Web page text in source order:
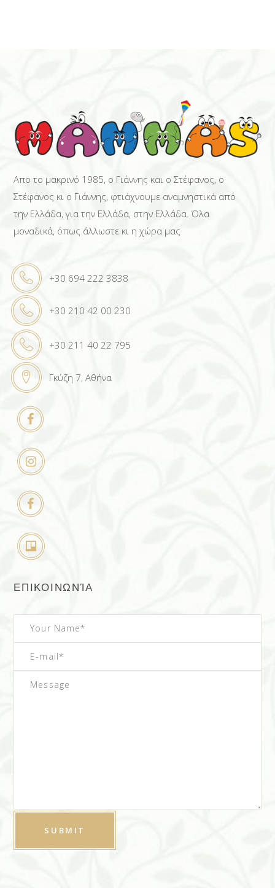
Απο το μακρινό 1985, ο Γιάννης και ο Στέφανος, ο
Στέφανος κι ο Γιάννης, φτιάχνουμε αναμνηστικά από
την Ελλάδα, για την Ελλάδα, στην Ελλάδα. Όλα
μοναδικά, όπως άλλωστε κι η χώρα μας
+30 694 222 3838
+30 210 42 00 230
+30 211 40 22 795
Γκύζη 7, Αθήνα
ΕΠΙΚΟΙΝΩΝΊΑ